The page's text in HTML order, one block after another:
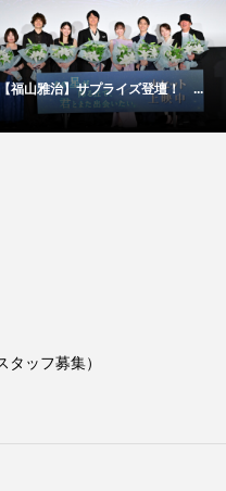
【福山雅治】サプライズ登壇！ ...
ッフ募集）